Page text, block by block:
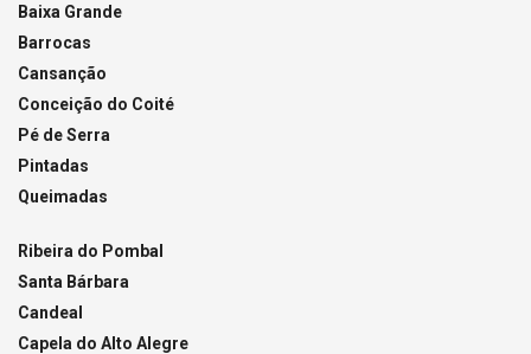
Baixa Grande
Barrocas
Cansanção
Conceição do Coité
Pé de Serra
Pintadas
Queimadas
Ribeira do Pombal
Santa Bárbara
Candeal
Capela do Alto Alegre